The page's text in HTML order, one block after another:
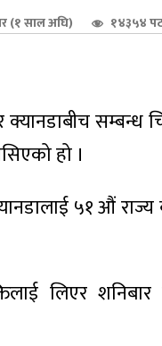
(१ साल अघि) १४३५४
सम्बन्ध
हो ।
५१ औं
लिएर